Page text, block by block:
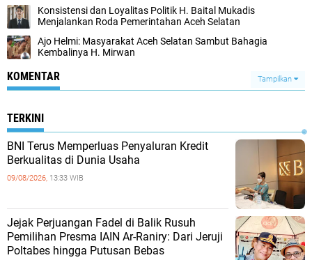
Konsistensi dan Loyalitas Politik H. Baital Mukadis
Menjalankan Roda Pemerintahan Aceh Selatan
Ajo Helmi: Masyarakat Aceh Selatan Sambut Bahagia
Kembalinya H. Mirwan
KOMENTAR Tampilkan
TERKINI
BNI Terus Memperluas Penyaluran Kredit
Berkualitas di Dunia Usaha
09/08/2026, 13:33 WIB
Jejak Perjuangan Fadel di Balik Rusuh
Pemilihan Presma IAIN Ar-Raniry: Dari Jeruji
Poltabes hingga Putusan Bebas